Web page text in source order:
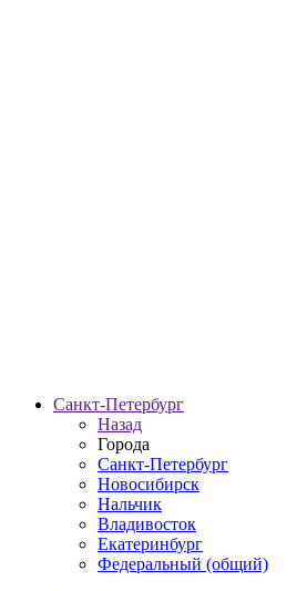
Санкт-Петербург
Назад
Города
Санкт-Петербург
Новосибирск
Нальчик
Владивосток
Екатеринбург
Федеральный (общий)